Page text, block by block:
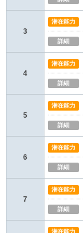
3
潜在能力
詳細
4
潜在能力
詳細
5
潜在能力
詳細
6
潜在能力
詳細
7
潜在能力
詳細
潜在能力